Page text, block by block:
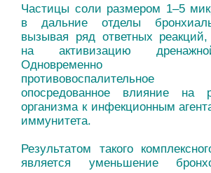
Частицы соли размером 1–5
в дальние отделы
вызывая ряд ответных реакций,
на активизацию
Одновременно
опосредованное влияние на
организма к инфекционным
иммунитета.
Результатом такого
является уменьшение